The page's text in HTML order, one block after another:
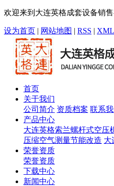
欢迎来到大连英格成套设备销
设为首页 | 网站地图 | RSS | XML
首页
关于我们
公司简介 资质档案 联系
产品中心
大连英格索兰螺杆式空压
压缩空气测量节能改造 大
荣誉资质
荣誉资质
下载中心
新闻中心